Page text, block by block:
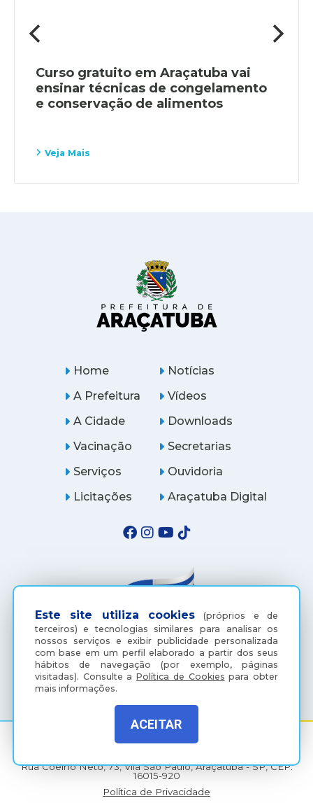
Curso gratuito em Araçatuba vai
ensinar técnicas de congelamento
e conservação de alimentos
Veja Mais
Este site utiliza cookies (próprios e de
terceiros) e tecnologias similares para analisar os
nossos serviços e exibir publicidade personalizada
com base em um perfil elaborado a partir dos seus
hábitos de navegação (por exemplo, páginas
visitadas). Consulte aPolítica de Cookies para obter
mais informações.
ACEITAR
Home
A Prefeitura
A Cidade
Notícias
Vídeos
Downloads
Vacinação
Serviços
Licitações
Secretarias
Ouvidoria
Araçatuba Digital
(18) 3607-6500
Rua Coelho Neto, 73, Vila São Paulo, Araçatuba - SP, CEP:
16015-920
Política de Privacidade